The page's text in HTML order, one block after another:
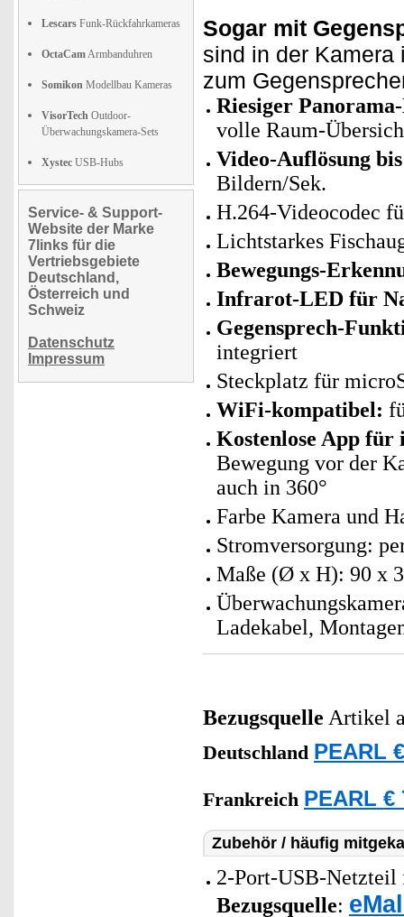
Lescars Funk-Rückfahrkameras
OctaCamArmbanduhren
Somikon Modellbau Kameras
VisorTech Outdoor-
Überwachungskamera-Sets
Xystec USB-Hubs
Service- & Support-
Website der Marke
7links für die
Vertriebsgebiete
Deutschland,
Österreich und
Schweiz
Datenschutz
Impressum
Sogar mit
sind in der Kamera
zum
Riesiger
volle Raum-
Video-Auflösung
Bildern/Sek.
H.264-Videocodec
Lichtstarkes
Bewegungs-
Infrarot-LED für
Gegensprech-
integriert
Steckplatz für
WiFi-kompatibel:
Kostenlose App
Bewegung vor der
auch in 360°
Farbe Kamera und
Stromversorgung:
Maße (Ø x H): 90 x
Ladekabel,
Bezugsquelle Artikel
Deutschland PEARL
Frankreich PEARL €
Zubehör / häufig
2-Port-USB-Netzteil
Bezugsquelle: